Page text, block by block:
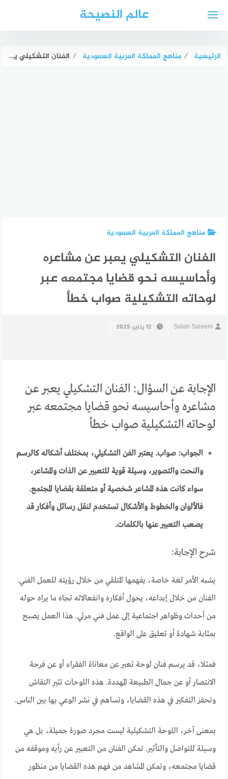
عالم النصيحة
الرئيسية ⁄ مناهج المملكة العربية السعودية ⁄ الفنان التشكيلي يعبر عن مشاعره وأحاسيسه نحو قضايا مجتمعه عبر لوحاته التشكيلية صواب خطأ
مناهج المملكة العربية السعودية
الفنان التشكيلي يعبر عن مشاعره
وأحاسيسه نحو قضايا مجتمعه عبر
لوحاته التشكيلية صواب خطأ
Salah Saleem 12 يناير، 2025
الإجابة عن السؤال: الفنان التشكيلي يعبر عن
مشاعره وأحاسيسه نحو قضايا مجتمعه عبر
لوحاته التشكيلية صواب خطأ
الجواب: صواب. يعتبر الفن التشكيلي، بمختلف أشكاله كالرسم
والنحت والتصوير، وسيلة قوية للتعبير عن الذات والمشاعر،
سواء كانت هذه المشاعر شخصية أو متعلقة بقضايا المجتمع.
فالألوان والخطوط والأشكال تستخدم لنقل رسائل وأفكار قد
يصعب التعبير عنها بالكلمات.
شرح الإجابة:
يشبه الأمر لغة خاصة، يفهمها المتلقي من خلال رؤيته للعمل الفني.
الفنان من خلال إبداعه، يحول أفكاره وانفعالاته تجاه ما يراه حوله
من أحداث وظواهر اجتماعية إلى عمل فني مرئي. هذا العمل يصبح
بمثابة شهادة أو تعليق على الواقع.
فمثلا، قد يرسم فنان لوحة تعبر عن معاناة الفقراء أو عن فرحة
الانتصار أو عن جمال الطبيعة المهددة. هذه اللوحات تثير النقاش
وتحفز التفكير في هذه القضايا، وتساهم في نشر الوعي بها بين الناس.
بمعنى آخر، اللوحة التشكيلية ليست مجرد صورة جميلة، بل هي
وسيلة للتواصل والتأثير. تمكن الفنان من التعبير عن رأيه وموقفه من
قضايا مجتمعه، وتمكن المشاهد من فهم هذه القضايا من منظور